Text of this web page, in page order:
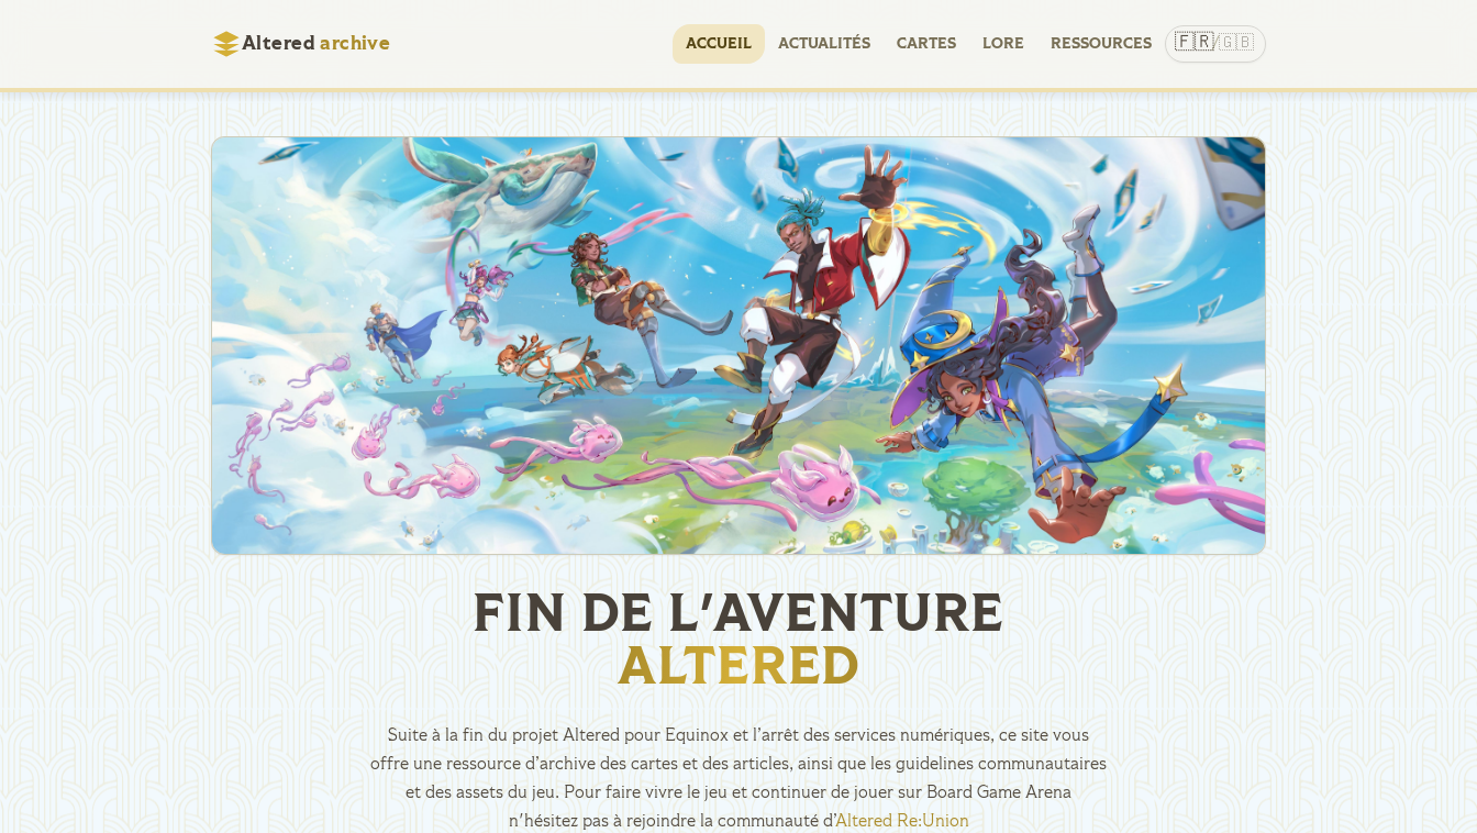
Altered archive ACCUEIL ACTUALITÉS CARTES LORE RESSOURCES 🇫🇷/🇬🇧
FIN DE L'AVENTURE
ALTERED
Suite à la fin du projet Altered pour Equinox et l’arrêt des services numériques, ce site vous
offre une ressource d’archive des cartes et des articles, ainsi que les guidelines communautaires
et des assets du jeu. Pour faire vivre le jeu et continuer de jouer sur Board Game Arena
n'hésitez pas à rejoindre la communauté d’Altered Re:Union